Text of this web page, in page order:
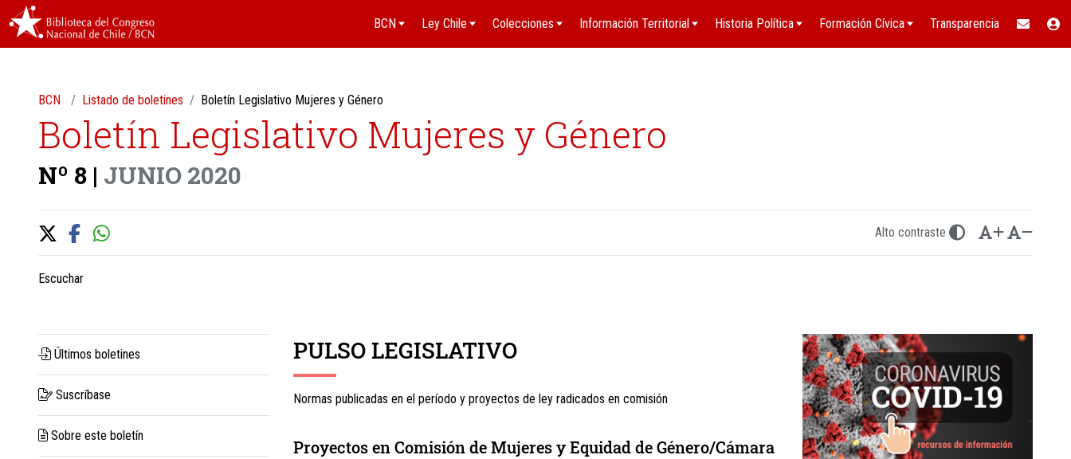
BCN Ley Chile Colecciones Información Territorial Historia Política Formación Cívica Transparencia
BCN Listado de boletines Boletín Legislativo Mujeres y Género
Boletín Legislativo Mujeres y Género
Nº 8 | JUNIO 2020
Alto contraste
Escuchar
Últimos boletines
Suscríbase
Sobre este boletín
PULSO LEGISLATIVO
Normas publicadas en el período y proyectos de ley radicados en comisión
Proyectos en Comisión de Mujeres y Equidad de Género/Cámara